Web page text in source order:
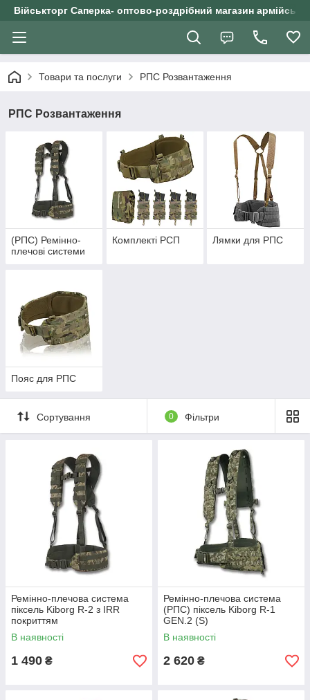
Військторг Саперка- оптово-роздрібний магазин
Товари та послуги РПС Розвантаження
РПС Розвантаження
(РПС) Ремінно-
плечові системи
Комплекті РСП Лямки для РПС
Пояс для РПС
Сортування 0 Фільтри
Ремінно-плечова система
піксель Kiborg R-2 з IRR
покриттям
В наявності
1 490 ₴
Ремінно-плечова система
(РПС) піксель Kiborg R-1
GEN.2 (S)
В наявності
2 620 ₴